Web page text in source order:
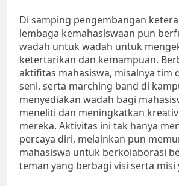
Di samping pengembangan
lembaga kemahasiswaan pun
wadah untuk wadah untuk
ketertarikan dan kemampuan.
aktifitas mahasiswa, misalnya tim
seni, serta marching band di
menyediakan wadah bagi
meneliti dan meningkatkan
mereka. Aktivitas ini tak hanya
percaya diri, melainkan pun
mahasiswa untuk berkolaborasi
teman yang berbagi visi serta misi